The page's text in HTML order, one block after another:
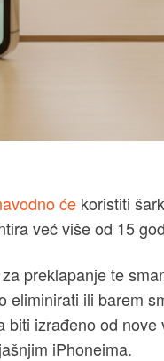
će koristiti
već više od 15
preklapanje te
eliminirati ili barem
biti izrađeno od nove
iPhoneima.